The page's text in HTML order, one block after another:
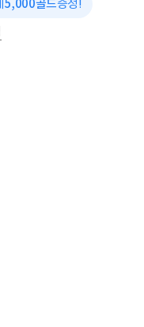
5,000골드증정!